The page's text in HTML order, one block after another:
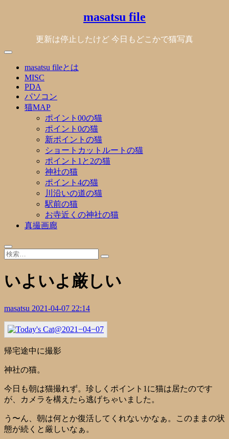
masatsu file
更新は停止したけど 今日もどこかで猫写真
masatsu fileとは
MISC
PDA
パソコン
猫MAP
ポイント00の猫
ポイント0の猫
新ポイントの猫
ショートカットルートの猫
ポイント1と2の猫
神社の猫
ポイント4の猫
川沿いの道の猫
駅前の猫
お寺近くの神社の猫
真撮画廊
いよいよ厳しい
masatsu 2021-04-07 22:14
帰宅途中に撮影
神社の猫。
今日も朝は猫撮れず。珍しくポイント1に猫は居たのです
が、カメラを構えたら逃げちゃいました。
う〜ん、朝は何とか復活してくれないかなぁ。このままの状
態が続くと厳しいなぁ。